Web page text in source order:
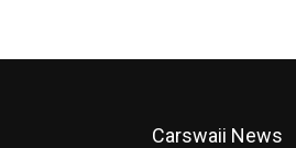
Carswaii News